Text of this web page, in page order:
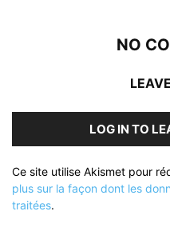
NO
LOG IN TO
Ce site utilise Akismet pour
plus sur la façon dont les
traitées.